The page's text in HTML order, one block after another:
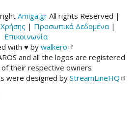
Amiga.gr All rights Reserved |
| Προσωπικά Δεδομένα|
Επικοινωνία
with ♥ bywalkero
and all the logos are registered
their respective owners
were designed by StreamLineHQ